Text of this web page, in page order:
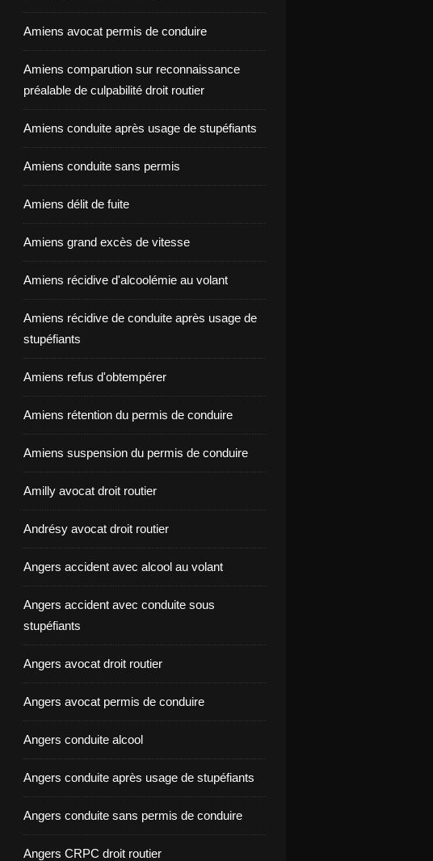
Amiens avocat permis de conduire
Amiens comparution sur reconnaissance
préalable de culpabilité droit routier
Amiens conduite après usage de stupéfiants
Amiens conduite sans permis
Amiens délit de fuite
Amiens grand excès de vitesse
Amiens récidive d'alcoolémie au volant
Amiens récidive de conduite après usage de
stupéfiants
Amiens refus d'obtempérer
Amiens rétention du permis de conduire
Amiens suspension du permis de conduire
Amilly avocat droit routier
Andrésy avocat droit routier
Angers accident avec alcool au volant
Angers accident avec conduite sous
stupéfiants
Angers avocat droit routier
Angers avocat permis de conduire
Angers conduite alcool
Angers conduite après usage de stupéfiants
Angers conduite sans permis de conduire
Angers CRPC droit routier